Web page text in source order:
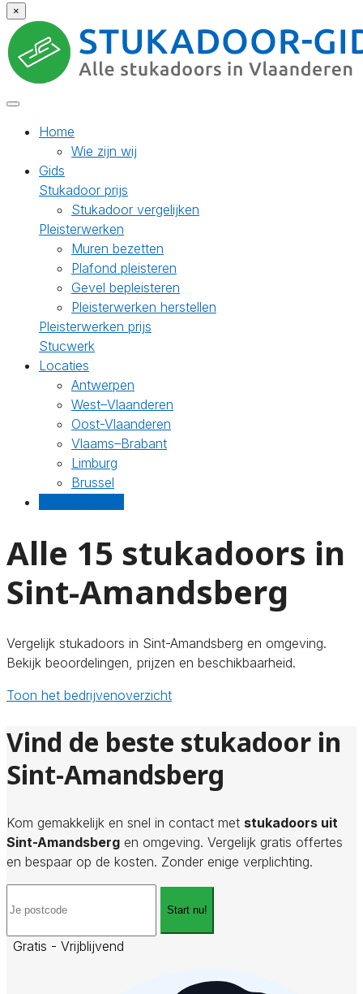
×
Home
Wie zijn wij
Gids
Stukadoor prijs
Stukadoor vergelijken
Pleisterwerken
Muren bezetten
Plafond pleisteren
Gevel bepleisteren
Pleisterwerken herstellen
Pleisterwerken prijs
Stucwerk
Locaties
Antwerpen
West–Vlaanderen
Oost-Vlaanderen
Vlaams–Brabant
Limburg
Brussel
Alle 15 stukadoors in
Sint-Amandsberg
Vergelijk stukadoors in Sint-Amandsberg en omgeving.
Bekijk beoordelingen, prijzen en beschikbaarheid.
Toon het bedrijvenoverzicht
Vind de beste stukadoor in
Sint-Amandsberg
Kom gemakkelijk en snel in contact met stukadoors uit
Sint-Amandsberg en omgeving. Vergelijk gratis offertes
en bespaar op de kosten. Zonder enige verplichting.
Start nu!
Gratis - Vrijblijvend